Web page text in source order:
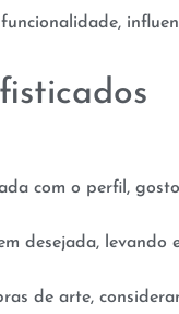
com o perfil,
desejada, levando
de arte,